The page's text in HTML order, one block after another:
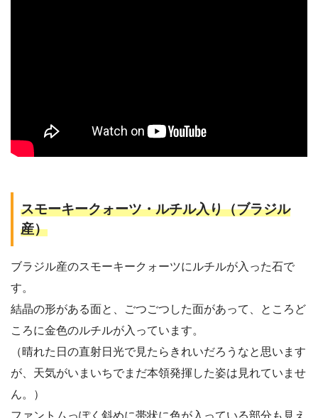
スモーキークォーツ・ルチル入り（ブラジル
産）
ブラジル産のスモーキークォーツにルチルが入った石で
す。
結晶の形がある面と、ごつごつした面があって、ところど
ころに金色のルチルが入っています。
（晴れた日の直射日光で見たらきれいだろうなと思います
が、天気がいまいちでまだ本領発揮した姿は見れていませ
ん。）
ファントムっぽく斜めに帯状に色が入っている部分も見え